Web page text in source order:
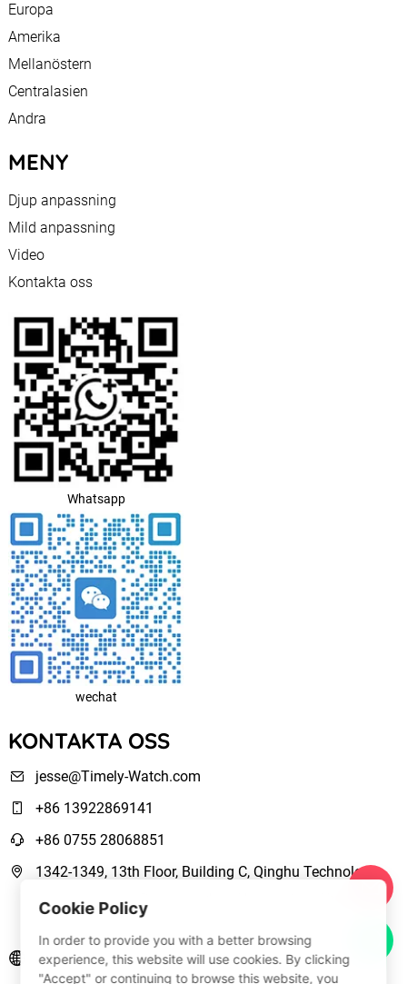
Europa
Amerika
Mellanöstern
Centralasien
Andra
MENY
Djup anpassning
Mild anpassning
Video
Kontakta oss
Whatsapp
wechat
KONTAKTA OSS
jesse@Timely-Watch.com
+86 13922869141
+86 0755 28068851
1342-1349, 13th Floor, Building C, Qinghu Technology
Park, Qingxiang Road,Longhua New District Shenzhen,
www.Timely-Watch.com
Cookie Policy
In order to provide you with a better browsing
experience, this website will use cookies. By clicking
"Accept" or continuing to browse this website, you